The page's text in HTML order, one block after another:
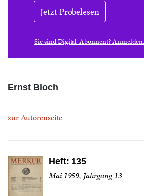
Jetzt Probelesen
Sie sind Digital-Abonnent? Anmelden.
Ernst Bloch
zur Autorenseite
Heft: 135
Mai 1959, Jahrgang 13